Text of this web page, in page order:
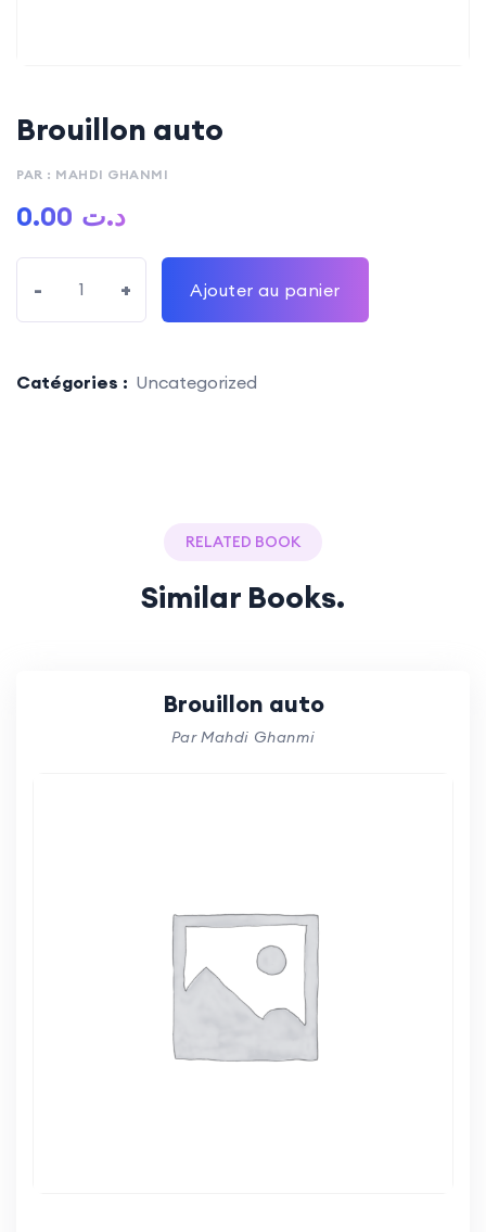
Brouillon auto
PAR : MAHDI GHANMI
0.00 د.ت
- + Ajouter au panier
Catégories : Uncategorized
RELATED BOOK
Similar Books.
Brouillon auto
Par Mahdi Ghanmi